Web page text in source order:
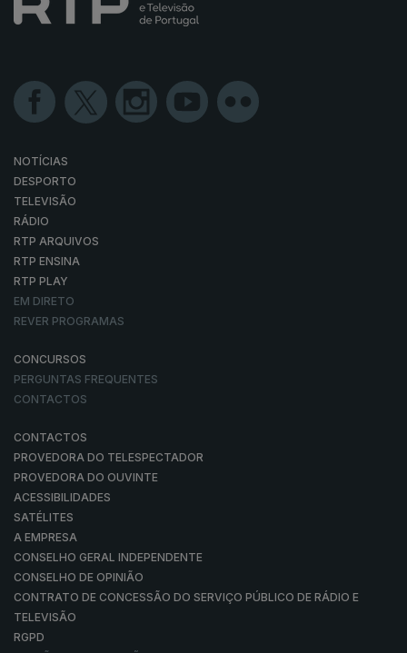
NOTÍCIAS
DESPORTO
TELEVISÃO
RÁDIO
RTP ARQUIVOS
RTP ENSINA
RTP PLAY
EM DIRETO
REVER PROGRAMAS
CONCURSOS
PERGUNTAS FREQUENTES
CONTACTOS
CONTACTOS
PROVEDORA DO TELESPECTADOR
PROVEDORA DO OUVINTE
ACESSIBILIDADES
SATÉLITES
A EMPRESA
CONSELHO GERAL INDEPENDENTE
CONSELHO DE OPINIÃO
CONTRATO DE CONCESSÃO DO SERVIÇO PÚBLICO DE RÁDIO E
TELEVISÃO
RGPD